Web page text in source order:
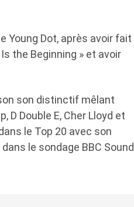
Young Dot, après avoir fait
the Beginning » et avoir
son distinctif mêlant
Double E, Cher Lloyd et
le Top 20 avec son
le sondage BBC Sound